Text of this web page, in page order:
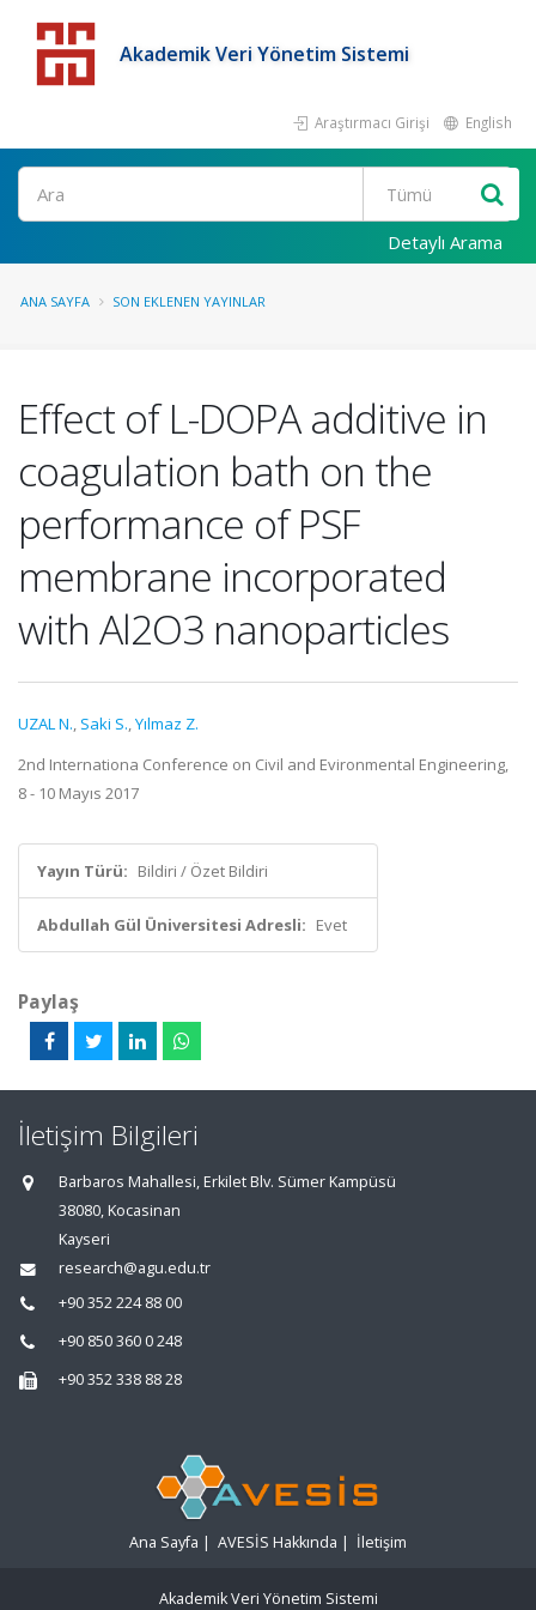
Akademik Veri Yönetim Sistemi
Araştırmacı Girişi English
Detaylı Arama
ANA SAYFA SON EKLENEN YAYINLAR
Effect of L-DOPA additive in
coagulation bath on the
performance of PSF
membrane incorporated
with Al2O3 nanoparticles
UZAL N., Saki S.,Yılmaz Z.
2nd Internationa Conference on Civil and Evironmental Engineering,
8 - 10 Mayıs 2017
Yayın Türü: Bildiri / Özet Bildiri
Abdullah Gül Üniversitesi Adresli: Evet
Paylaş
İletişim Bilgileri
Barbaros Mahallesi, Erkilet Blv. Sümer Kampüsü
38080, Kocasinan
Kayseri
research@agu.edu.tr
+90 352 224 88 00
+90 850 360 0 248
+90 352 338 88 28
Ana Sayfa | AVESİS Hakkında | İletişim
Akademik Veri Yönetim Sistemi